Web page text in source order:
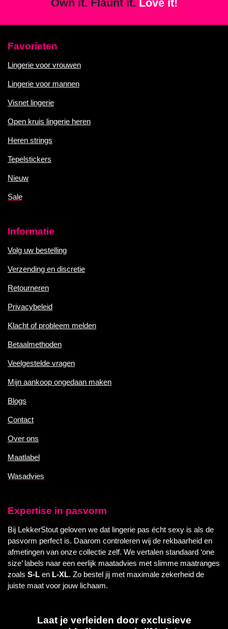
Own it. Flaunt it. Love it!
Favorieten
Lingerie voor vrouwen
Lingerie voor mannen
Visnet lingerie
Open kruis lingerie heren
Heren strings
Tepelstickers
Nieuw
Sale
Informatie
Volg uw bestelling
Verzending en discretie
Retourneren
Privacybeleid
Klacht of probleem melden
Betaalmethoden
Veelgestelde vragen
Mijn aankoop ongedaan maken
Blogs
Contact
Over ons
Maatlabel
Wasadvies
Expertise in pasvorm
Bij LekkerStout geloven we dat lingerie pas écht sexy is als de
pasvorm perfect is. Daarom controleren wij de rekbaarheid en
afmetingen van onze collectie zelf. We vertalen standaard ‘one
size’ labels naar een eerlijk maatadvies met slimme maatranges
zoals S-L en L-XL. Zo bestel jij met maximale zekerheid de
juiste maat voor jouw lichaam.
Laat je verleiden door exclusieve